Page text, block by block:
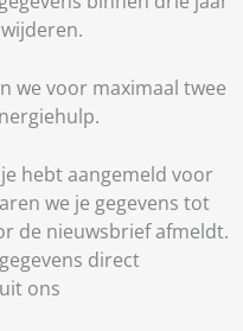
we voor maximaal twee
hebt aangemeld voor
we je gegevens tot
de nieuwsbrief afmeldt.
direct
ons